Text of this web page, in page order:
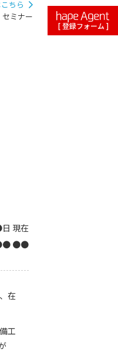
ちら
ミナー
[ 登録フォーム ]
現在
●●
在
工